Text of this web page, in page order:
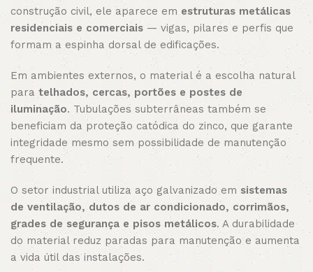
construção civil, ele aparece em estruturas metálicas
residenciais e comerciais — vigas, pilares e perfis que
formam a espinha dorsal de edificações.
Em ambientes externos, o material é a escolha natural
para telhados, cercas, portões e postes de
iluminação. Tubulações subterrâneas também se
beneficiam da proteção catódica do zinco, que garante
integridade mesmo sem possibilidade de manutenção
frequente.
O setor industrial utiliza aço galvanizado em sistemas
de ventilação, dutos de ar condicionado, corrimãos,
grades de segurança e pisos metálicos. A durabilidade
do material reduz paradas para manutenção e aumenta
a vida útil das instalações.